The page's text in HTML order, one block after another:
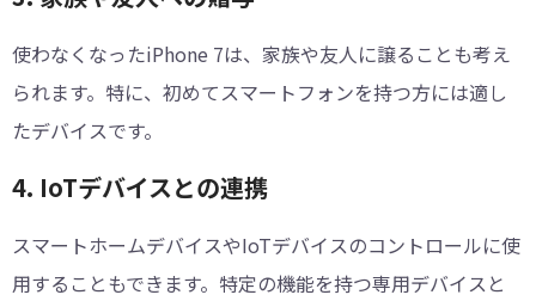
使わなくなったiPhone 7は、家族や友人に譲ることも考え
られます。特に、初めてスマートフォンを持つ方には適し
たデバイスです。
4. IoTデバイスとの連携
スマートホームデバイスやIoTデバイスのコントロールに使
用することもできます。特定の機能を持つ専用デバイスと